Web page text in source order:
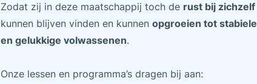
Zodat zij in deze maatschappij toch de rust bij zichzelf
kunnen blijven vinden en kunnen opgroeien tot stabiele
en gelukkige volwassenen.
Onze lessen en programma’s dragen bij aan: